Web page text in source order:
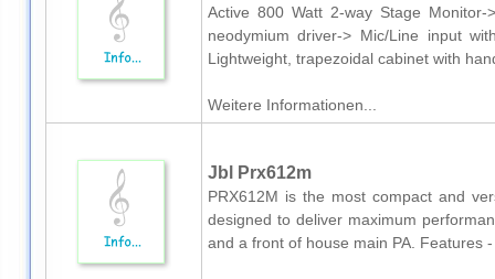
Active 800 Watt 2-way Stage
neodymium driver-> Mic/Line input
Lightweight, trapezoidal cabinet with
Weitere Informationen...
Jbl Prx612m
PRX612M is the most compact and
designed to deliver maximum
and a front of house main PA. Features